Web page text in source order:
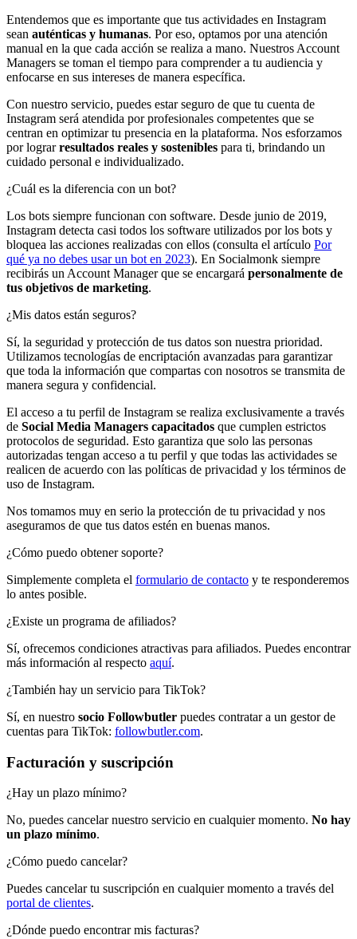
Entendemos que es importante que tus actividades en Instagram
sean auténticas y humanas. Por eso, optamos por una atención
manual en la que cada acción se realiza a mano. Nuestros Account
Managers se toman el tiempo para comprender a tu audiencia y
enfocarse en sus intereses de manera específica.
Con nuestro servicio, puedes estar seguro de que tu cuenta de
Instagram será atendida por profesionales competentes que se
centran en optimizar tu presencia en la plataforma. Nos esforzamos
por lograrresultados reales y sostenibles para ti, brindando un
cuidado personal e individualizado.
¿Cuál es la diferencia con un bot?
Los bots siempre funcionan con software. Desde junio de 2019,
Instagram detecta casi todos los software utilizados por los bots y
bloquea las acciones realizadas con ellos (consulta el artículo Por
qué ya no debes usar un bot en 2023). En Socialmonk siempre
recibirás un Account Manager que se encargará personalmente de
tus objetivos de marketing.
¿Mis datos están seguros?
Sí, la seguridad y protección de tus datos son nuestra prioridad.
Utilizamos tecnologías de encriptación avanzadas para garantizar
que toda la información que compartas con nosotros se transmita de
manera segura y confidencial.
El acceso a tu perfil de Instagram se realiza exclusivamente a través
de Social Media Managers capacitados que cumplen estrictos
protocolos de seguridad. Esto garantiza que solo las personas
autorizadas tengan acceso a tu perfil y que todas las actividades se
realicen de acuerdo con las políticas de privacidad y los términos de
uso de Instagram.
Nos tomamos muy en serio la protección de tu privacidad y nos
aseguramos de que tus datos estén en buenas manos.
¿Cómo puedo obtener soporte?
Simplemente completa el formulario de contacto y te responderemos
lo antes posible.
¿Existe un programa de afiliados?
Sí, ofrecemos condiciones atractivas para afiliados. Puedes encontrar
más información al respecto aquí.
¿También hay un servicio para TikTok?
Sí, en nuestro socio Followbutler puedes contratar a un gestor de
cuentas para TikTok: followbutler.com.
Facturación y suscripción
¿Hay un plazo mínimo?
No, puedes cancelar nuestro servicio en cualquier momento. No hay
un plazo mínimo.
¿Cómo puedo cancelar?
Puedes cancelar tu suscripción en cualquier momento a través del
portal de clientes.
¿Dónde puedo encontrar mis facturas?